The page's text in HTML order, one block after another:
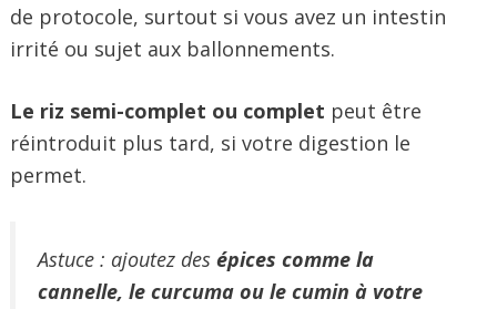
de protocole, surtout si vous avez un intestin
irrité ou sujet aux ballonnements.
Le riz semi-complet ou complet peut être
réintroduit plus tard, si votre digestion le
permet.
Astuce : ajoutez des épices comme la
cannelle, le curcuma ou le cumin à votre